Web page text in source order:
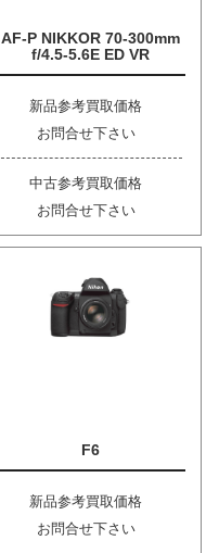
AF-P NIKKOR 70-300mm
f/4.5-5.6E ED VR
新品参考買取価格
お問合せ下さい
中古参考買取価格
お問合せ下さい
F6
新品参考買取価格
お問合せ下さい